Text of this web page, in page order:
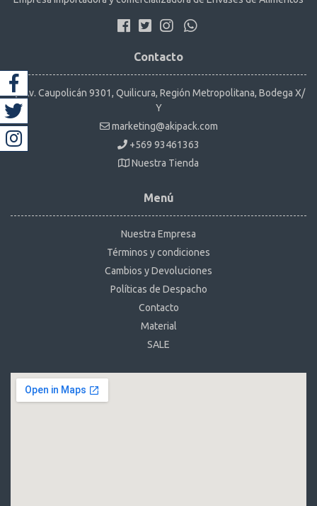
Contacto
Av. Caupolicán 9301, Quilicura, Región Metropolitana, Bodega X/
Y
marketing@akipack.com
+569 93461363
Nuestra Tienda
Menú
Nuestra Empresa
Términos y condiciones
Cambios y Devoluciones
Políticas de Despacho
Contacto
Material
SALE